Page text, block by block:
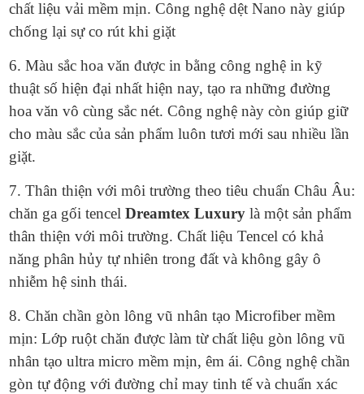
chất liệu vải mềm mịn. Công nghệ dệt Nano này giúp
chống lại sự co rút khi giặt
6. Màu sắc hoa văn được in bằng công nghệ in kỹ
thuật số hiện đại nhất hiện nay, tạo ra những đường
hoa văn vô cùng sắc nét. Công nghệ này còn giúp giữ
cho màu sắc của sản phẩm luôn tươi mới sau nhiều lần
giặt.
7. Thân thiện với môi trường theo tiêu chuẩn Châu Âu:
chăn ga gối tencel Dreamtex Luxury là một sản phẩm
thân thiện với môi trường. Chất liệu Tencel có khả
năng phân hủy tự nhiên trong đất và không gây ô
nhiễm hệ sinh thái.
8. Chăn chần gòn lông vũ nhân tạo Microfiber mềm
mịn: Lớp ruột chăn được làm từ chất liệu gòn lông vũ
nhân tạo ultra micro mềm mịn, êm ái. Công nghệ chần
gòn tự động với đường chỉ may tinh tế và chuẩn xác